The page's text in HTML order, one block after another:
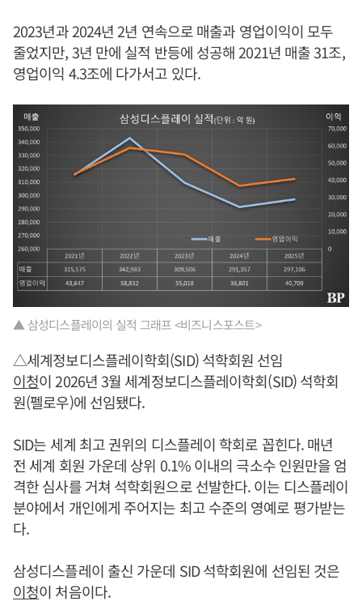
2023년과 2024년 2년 연속으로 매출과 영업이익이 모두
줄었지만, 3년 만에 실적 반등에 성공해 2021년 매출 31조,
영업이익 4.3조에 다가서고 있다.
▲ 삼성디스플레이의 실적 그래프 <비즈니스포스트>
△세계정보디스플레이학회(SID) 석학회원 선임
이청이 2026년 3월 세계정보디스플레이학회(SID) 석학회
원(펠로우)에 선임됐다.
SID는 세계 최고 권위의 디스플레이 학회로 꼽힌다. 매년
전 세계 회원 가운데 상위 0.1% 이내의 극소수 인원만을 엄
격한 심사를 거쳐 석학회원으로 선발한다. 이는 디스플레이
분야에서 개인에게 주어지는 최고 수준의 영예로 평가받는
다.
삼성디스플레이 출신 가운데 SID 석학회원에 선임된 것은
이청이 처음이다.